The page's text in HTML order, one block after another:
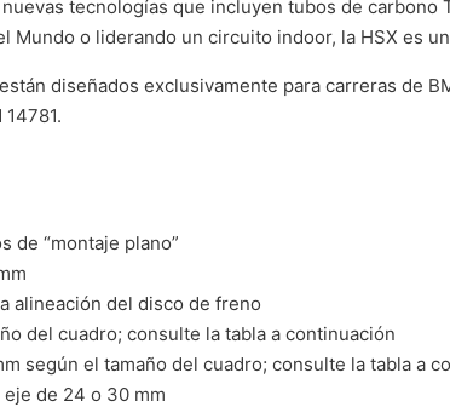
tecnologías que incluyen tubos de carbono
Mundo o liderando un circuito indoor, la HSX es
diseñados exclusivamente para carreras de
de “montaje plano”
alineación del disco de freno
del cuadro; consulte la tabla a continuación
según el tamaño del cuadro; consulte la tabla a
de 24 o 30 mm